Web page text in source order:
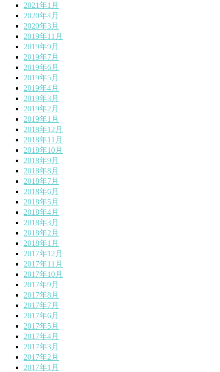
2021年1月
2020年4月
2020年3月
2019年11月
2019年9月
2019年7月
2019年6月
2019年5月
2019年4月
2019年3月
2019年2月
2019年1月
2018年12月
2018年11月
2018年10月
2018年9月
2018年8月
2018年7月
2018年6月
2018年5月
2018年4月
2018年3月
2018年2月
2018年1月
2017年12月
2017年11月
2017年10月
2017年9月
2017年8月
2017年7月
2017年6月
2017年5月
2017年4月
2017年3月
2017年2月
2017年1月